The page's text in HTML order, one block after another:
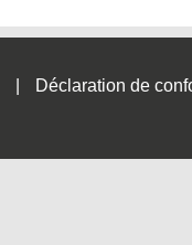
Déclaration de